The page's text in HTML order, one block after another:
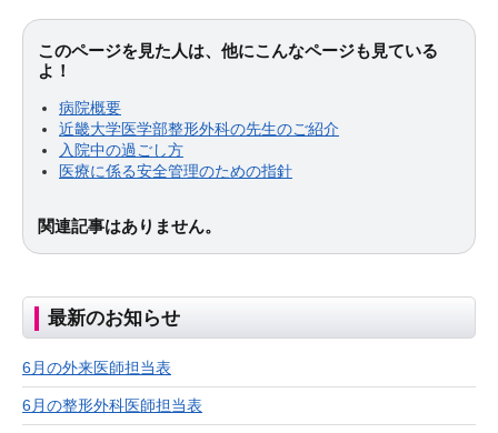
このページを見た人は、他にこんなページも見ている
よ！
病院概要
近畿大学医学部整形外科の先生のご紹介
入院中の過ごし方
医療に係る安全管理のための指針
関連記事はありません。
最新のお知らせ
6月の外来医師担当表
6月の整形外科医師担当表